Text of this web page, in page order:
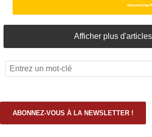
Afficher plus d'articles
ABONNEZ-VOUS À LA NEWSLETTER !